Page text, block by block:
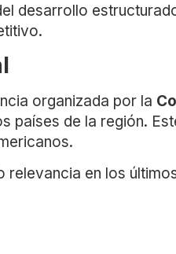
desarrollo
organizada por la
países de la región.
en los